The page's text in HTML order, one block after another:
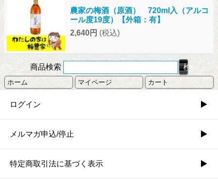
農家の梅酒（原酒） 720ml入（アルコ
ール度19度）【外箱：有】
2,640円 (税込)
商品検索
ホーム マイページ カート
ログイン
メルマガ申込/停止
特定商取引法に基づく表示